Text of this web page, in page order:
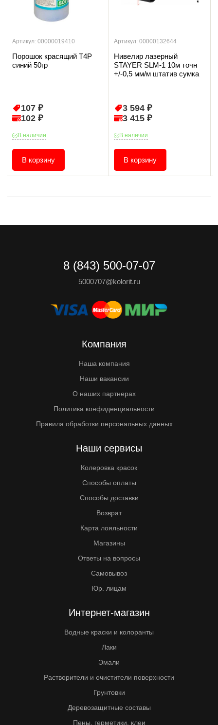
Артикул: 00000019410
Порошок красящий T4P
синий 50гр
107 ₽
102 ₽
В наличии
В корзину
Артикул: 00000132644
Нивелир лазерный
STAYER SLM-1 10м точн
+/-0,5 мм/м штатив сумка
3 594 ₽
3 415 ₽
В наличии
В корзину
8 (843) 500-07-07
5000707@kolorit.ru
Компания
Наша компания
Наши вакансии
О наших партнерах
Политика конфиденциальности
Правила обработки персональных данных
Наши сервисы
Колеровка красок
Способы оплаты
Способы доставки
Возврат
Карта лояльности
Магазины
Ответы на вопросы
Самовывоз
Юр. лицам
Интернет-магазин
Водные краски и колоранты
Лаки
Эмали
Растворители и очистители поверхности
Грунтовки
Деревозащитные составы
Пены, герметики, клеи